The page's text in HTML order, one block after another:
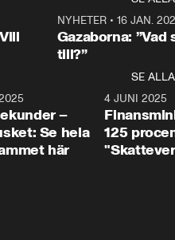
Thand Ring
NYHETER• 16 JAN.
Gazaborna:
till?”
SE ALLA
4:29
–
Se hela
här
4 JUNI 2025
125